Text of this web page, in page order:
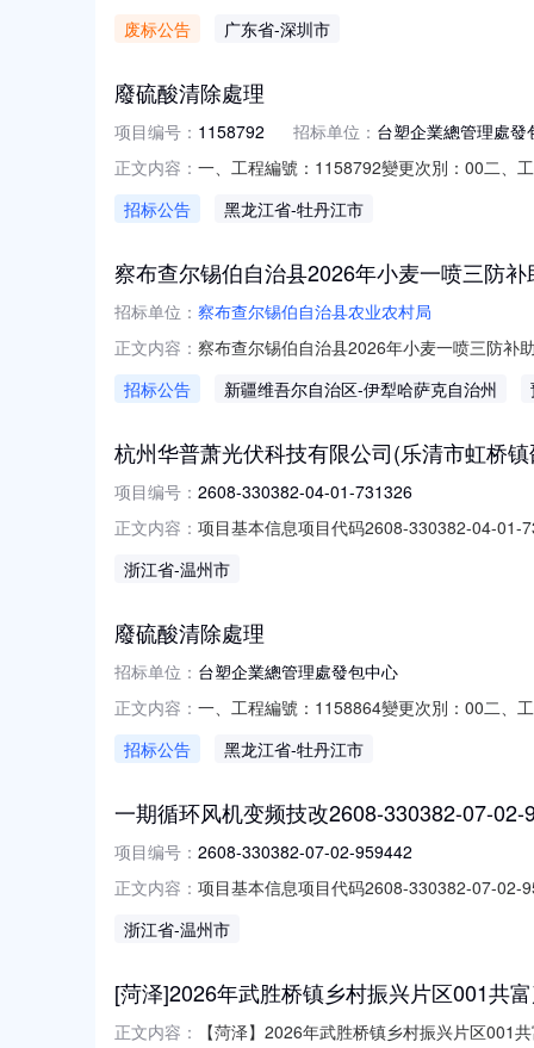
根据采购文件第一章第2.1项及第二章第
废标公告 广东省-深圳市
廢硫酸清除處理
项目编号： 1158792 招标单位： 台塑企業總管理處發
正文内容： 一、工程編號：1158792變更次別：00二、
代號：MD台塑企業總管理處發包中心2026/
招标公告 黑龙江省-牡丹江市
察布查尔锡伯自治县2026年小麦一喷三防
招标单位： 察布查尔锡伯自治县农业农村局
正文内容： 察布查尔锡伯自治县2026年小麦一喷三防补
509200单位：升货物或服务的说明：冠菌
招标公告 新疆维吾尔自治区-伊犁哈萨克自治州
杭州华普萧光伏科技有限公司(乐清市虹桥
项目编号： 2608-330382-04-01-731326
正文内容： 项目基本信息项目代码2608-330382-04-01-
结果办理时间审批文号附件
浙江省-温州市
廢硫酸清除處理
招标单位： 台塑企業總管理處發包中心
正文内容： 一、工程編號：1158864變更次別：00二、
代號：B8台塑企業總管理處發包中心2026/
招标公告 黑龙江省-牡丹江市
一期循环风机变频技改2608-330382-07-02-
项目编号： 2608-330382-07-02-959442
正文内容： 项目基本信息项目代码2608-330382-07-02-
浙江省-温州市
[菏泽]2026年武胜桥镇乡村振兴片区001共
正文内容：
【菏泽】2026年武胜桥镇乡村振兴片区001